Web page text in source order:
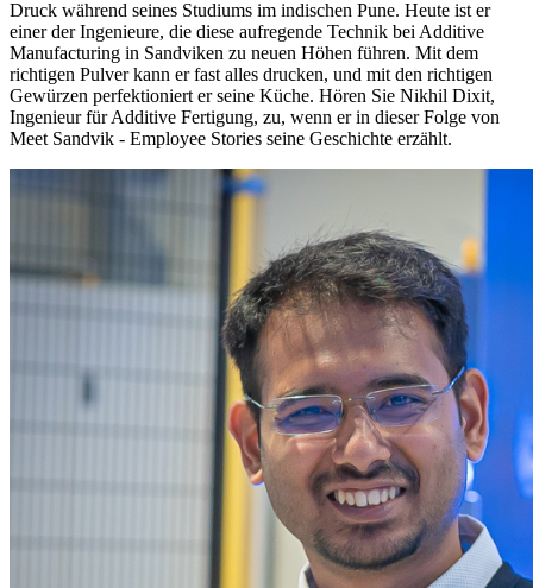
Druck während seines Studiums im indischen Pune. Heute ist er
einer der Ingenieure, die diese aufregende Technik bei Additive
Manufacturing in Sandviken zu neuen Höhen führen. Mit dem
richtigen Pulver kann er fast alles drucken, und mit den richtigen
Gewürzen perfektioniert er seine Küche. Hören Sie Nikhil Dixit,
Ingenieur für Additive Fertigung, zu, wenn er in dieser Folge von
Meet Sandvik - Employee Stories seine Geschichte erzählt.